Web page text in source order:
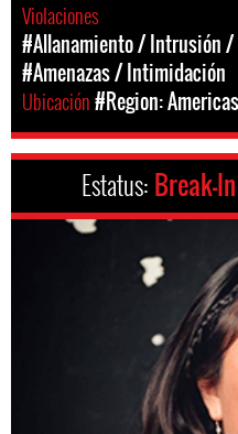
Violaciones
#Allanamiento / Intrusión /
#Amenazas / Intimidación
Ubicación#Region: Americas
Estatus: Break-